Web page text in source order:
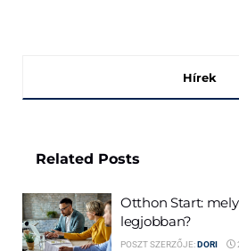
Hírek
Related Posts
Otthon Start:
legjobban?
POSZT SZERZŐJE: DORI